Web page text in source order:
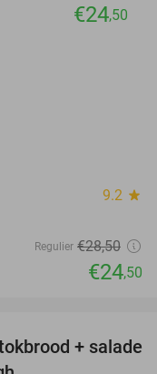
€24,50
9.2 star
Regulier €28,50
€24,50
44%
+ salade